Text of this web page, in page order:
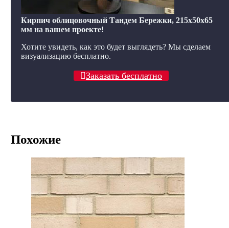
Кирпич облицовочный Тандем Бережки, 215x50x65
мм на вашем проекте!
Хотите увидеть, как это будет выглядеть? Мы сделаем
визуализацию бесплатно.
Заказать бесплатно
Похожие